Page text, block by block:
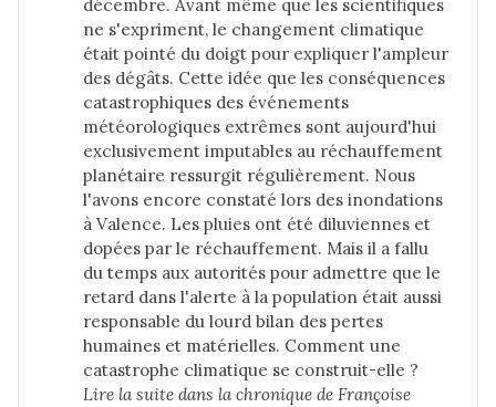
décembre. Avant même que les scientifiques
ne s'expriment, le changement climatique
était pointé du doigt pour expliquer l'ampleur
des dégâts. Cette idée que les conséquences
catastrophiques des événements
météorologiques extrêmes sont aujourd'hui
exclusivement imputables au réchauffement
planétaire ressurgit régulièrement. Nous
l'avons encore constaté lors des inondations
à Valence. Les pluies ont été diluviennes et
dopées par le réchauffement. Mais il a fallu
du temps aux autorités pour admettre que le
retard dans l'alerte à la population était aussi
responsable du lourd bilan des pertes
humaines et matérielles. Comment une
catastrophe climatique se construit-elle ?
Lire la suite dans la chronique de Françoise